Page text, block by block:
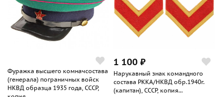
Фуражка высшего комначсостава
(генерала) пограничных войск
НКВД образца 1935 года, СССР,
1 100 ₽
Нарукавный знак командного
состава РККА/НКВД обр.1940г.
(капитан), СССР, копия...